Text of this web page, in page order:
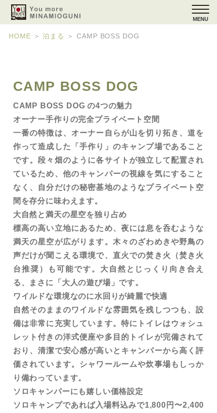
MENU
HOME ＞泊まる ＞ CAMP BOSS DOG
CAMP BOSS DOG
CAMP BOSS DOG の4つの魅力
オーナー手作りの完全プライベート空間
一番の特徴は、オーナー自らが山を切り拓き、道を
作って造成した「手作り」のキャンプ場であること
です。段々畑のように各サイトが独立して配置され
ているため、他のキャンパーの視線を気にすること
なく、自分だけの秘密基地のようなプライベート空
間を存分に味わえます。
大自然と満天の星空を独り占め
標高の高い立地にあるため、夜には息を呑むような
満天の星空が広がります。木々のざわめきや野鳥の
声だけが聞こえる環境で、直火での焚き火（焚き火
台推奨）も可能です。大自然とじっくり向き合え
る、まさに「大人の遊び場」です。
ワイルドな環境なのに水回りが綺麗で快適
自然そのままのワイルドな雰囲気を残しつつも、設
備は非常に充実しています。特にトイレはウォシュ
レット付きの洋式便座や多目的トイレが完備されて
おり、清潔で安心感が高いとキャンパーから高く評
価されています。シャワールームや炊事場もしっか
り備わっています。
ソロキャンパーにも嬉しい価格設定
ソロキャンプであれば入場料込みで1,800円〜2,400